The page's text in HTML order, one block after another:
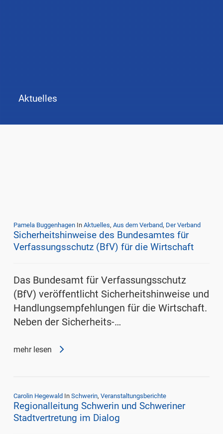
Aktuelles
Pamela Buggenhagen In Aktuelles, Aus dem Verband, Der Verband
Sicherheitshinweise des Bundesamtes für
Verfassungsschutz (BfV) für die Wirtschaft
Das Bundesamt für Verfassungsschutz
(BfV) veröffentlicht Sicherheitshinweise und
Handlungsempfehlungen für die Wirtschaft.
Neben der Sicherheits-…
mehr lesen
Carolin Hegewald In Schwerin, Veranstaltungsberichte
Regionalleitung Schwerin und Schweriner
Stadtvertretung im Dialog